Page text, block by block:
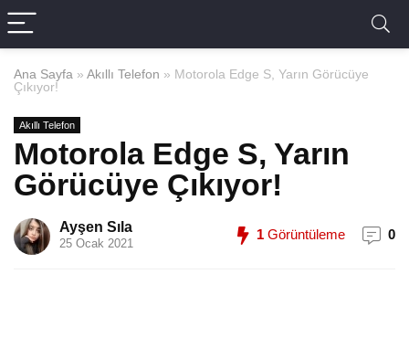
Ana Sayfa » Akıllı Telefon » Motorola Edge S, Yarın Görücüye
Çıkıyor!
Akıllı Telefon
Motorola Edge S, Yarın
Görücüye Çıkıyor!
Ayşen Sıla
25 Ocak 2021
1 Görüntüleme 0